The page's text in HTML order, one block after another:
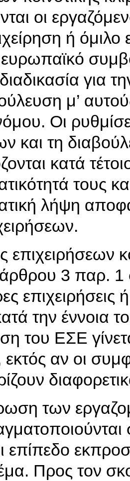
οι
ή όμιλο
ευρωπαϊκό
διαδικασία
μ’
Οι
και τη
κατά
τους
λήψη
επιχειρήσεων
3 παρ. 1
επιχειρήσεις
την έννοια
του ΕΣΕ
αν οι
των
επίπεδο
Προς τον